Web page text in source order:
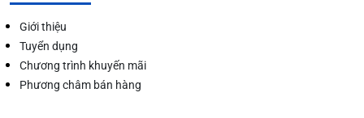
Giới thiệu
Tuyển dụng
Chương trình khuyến mãi
Phương châm bán hàng